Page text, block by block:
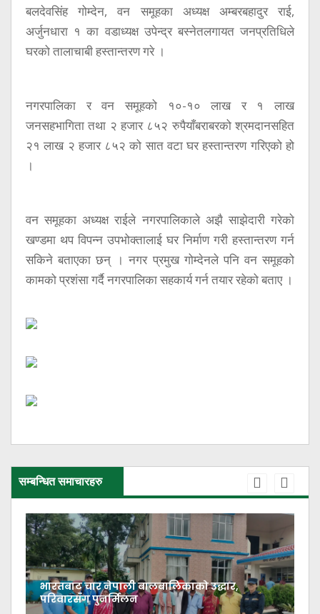
बलदेवसिंह गोम्देन, वन समूहका अध्यक्ष अम्बरबहादुर राई,
अर्जुनधारा १ का वडाध्यक्ष उपेन्द्र बस्नेतलगायत जनप्रतिधिले
घरको तालाचाबी हस्तान्तरण गरे ।
नगरपालिका र वन समूहको १०-१० लाख र १ लाख
जनसहभागिता तथा २ हजार ८५२ रुपैयाँबराबरको श्रमदानसहित
२१ लाख २ हजार ८५२ को सात वटा घर हस्तान्तरण गरिएको हो
।
वन समूहका अध्यक्ष राईले नगरपालिकाले अझै साझेदारी गरेकाे
खण्डमा थप विपन्न उपभोक्तालाई घर निर्माण गरी हस्तान्तरण गर्न
सकिने बताएका छन् । नगर प्रमुख गोम्देनले पनि वन समूहको
कामको प्रशंसा गर्दै नगरपालिका सहकार्य गर्न तयार रहेको बताए ।
सम्बन्धित समाचारहरु
भारतबाट चार नेपाली बालबालिकाको उद्धार,
परिवारसँग पुनर्मिलन